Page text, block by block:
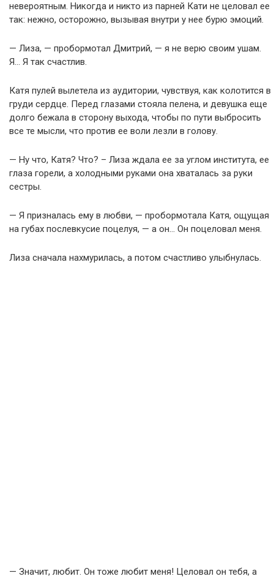
невероятным. Никогда и никто из парней Кати не целовал ее
так: нежно, осторожно, вызывая внутри у нее бурю эмоций.
— Лиза, — пробормотал Дмитрий, — я не верю своим ушам.
Я… Я так счастлив.
Катя пулей вылетела из аудитории, чувствуя, как колотится в
груди сердце. Перед глазами стояла пелена, и девушка еще
долго бежала в сторону выхода, чтобы по пути выбросить
все те мысли, что против ее воли лезли в голову.
— Ну что, Катя? Что? – Лиза ждала ее за углом института, ее
глаза горели, а холодными руками она хваталась за руки
сестры.
— Я призналась ему в любви, — пробормотала Катя, ощущая
на губах послевкусие поцелуя, — а он… Он поцеловал меня.
Лиза сначала нахмурилась, а потом счастливо улыбнулась.
— Значит, любит. Он тоже любит меня! Целовал он тебя, а